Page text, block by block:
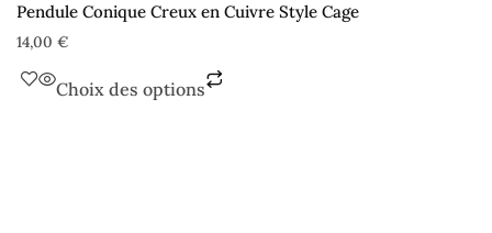
Pendule Conique Creux en Cuivre Style Cage
14,00 €
Choix des options